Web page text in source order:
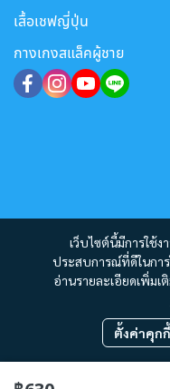
เว็บไซต์นี้มีการใช้
ประสบการณ์ที่ดีในกา
อ่านรายละเอียดเพิ่มเ
ตั้งค่าคุกกี้
เสื้อเชฟญี่ปุ่น
กางเกงสแล็คผู้ชาย
Copyright 2012 - 2023 |